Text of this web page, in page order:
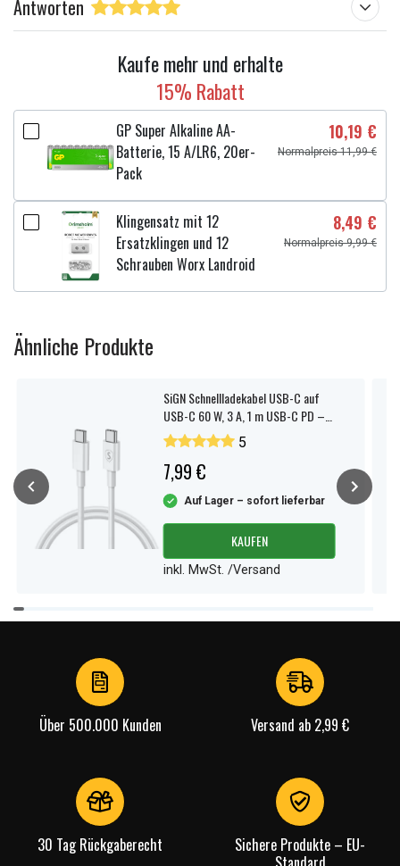
Antworten
Kaufe mehr und erhalte
15% Rabatt
GP Super Alkaline AA-
Batterie, 15 A/LR6, 20er-
Pack
10,19 €
Normalpreis 11,99 €
Klingensatz mit 12
Ersatzklingen und 12
Schrauben Worx Landroid
8,49 €
Normalpreis 9,99 €
Ähnliche Produkte
SiGN Schnellladekabel USB-C auf
USB-C 60 W, 3 A, 1 m USB-C PD –
Weiß
5
7,99 €
Auf Lager – sofort lieferbar
KAUFEN
inkl. MwSt. /Versand
Item
1
Über 500.000 Kunden Versand ab 2,99 €
30 Tag Rückgaberecht
Sichere Produkte – EU-